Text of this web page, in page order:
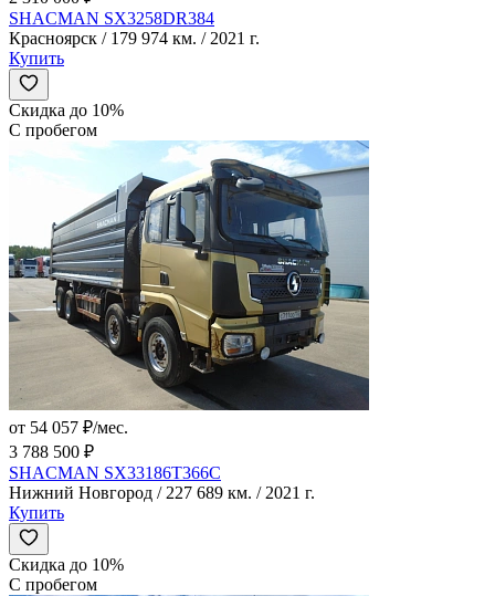
SHACMAN SX3258DR384
Красноярск / 179 974 км. / 2021 г.
Купить
Скидка до 10%
С пробегом
от 54 057 ₽/мес.
3 788 500 ₽
SHACMAN SX33186T366C
Нижний Новгород / 227 689 км. / 2021 г.
Купить
Скидка до 10%
С пробегом